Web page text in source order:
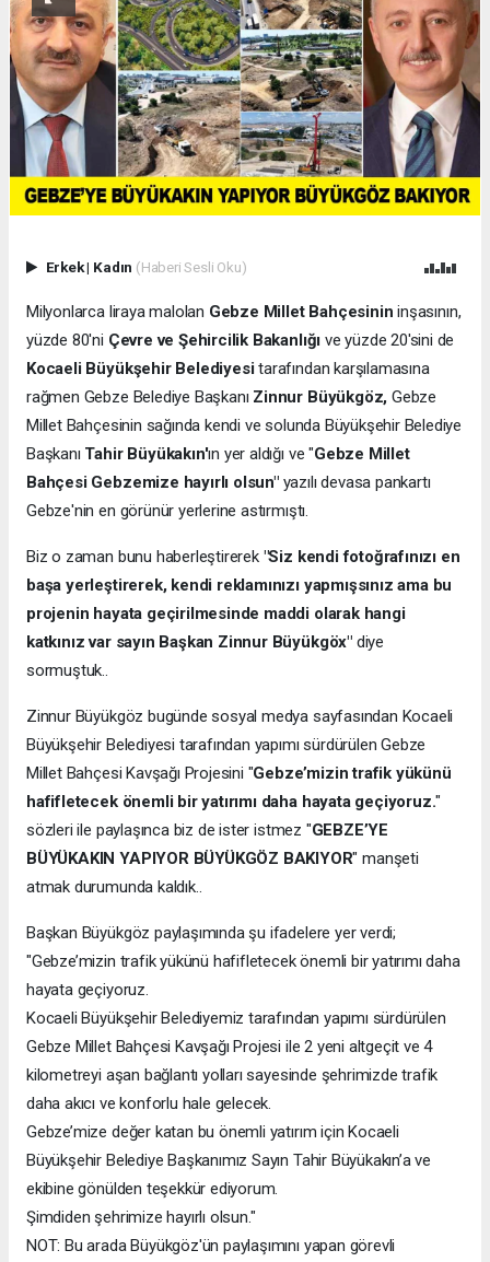
Erkek| Kadın (Haberi Sesli Oku)
Milyonlarca liraya malolan Gebze Millet Bahçesinin inşasının,
yüzde 80'ni Çevre ve Şehircilik Bakanlığı ve yüzde 20'sini de
Kocaeli Büyükşehir Belediyesitarafından karşılamasına
rağmen Gebze Belediye Başkanı Zinnur Büyükgöz, Gebze
Millet Bahçesinin sağında kendi ve solunda Büyükşehir Belediye
Başkanı Tahir Büyükakın'ın yer aldığı ve "Gebze Millet
Bahçesi Gebzemize hayırlı olsun"yazılı devasa pankartı
Gebze'nin en görünür yerlerine astırmıştı.
Biz o zaman bunu haberleştirerek "Siz kendi fotoğrafınızı en
başa yerleştirerek, kendi reklamınızı yapmışsınız ama bu
projenin hayata geçirilmesinde maddi olarak hangi
katkınız var sayın Başkan Zinnur Büyükgöx" diye
sormuştuk..
Zinnur Büyükgöz bugünde sosyal medya sayfasından Kocaeli
Büyükşehir Belediyesi tarafından yapımı sürdürülen Gebze
Millet Bahçesi Kavşağı Projesini "Gebze’mizin trafik yükünü
hafifletecek önemli bir yatırımı daha hayata geçiyoruz."
sözleri ile paylaşınca biz de ister istmez "GEBZE’YE
BÜYÜKAKIN YAPIYOR BÜYÜKGÖZ BAKIYOR" manşeti
atmak durumunda kaldık..
Başkan Büyükgöz paylaşımında şu ifadelere yer verdi;
"Gebze’mizin trafik yükünü hafifletecek önemli bir yatırımı daha
hayata geçiyoruz.
Kocaeli Büyükşehir Belediyemiz tarafından yapımı sürdürülen
Gebze Millet Bahçesi Kavşağı Projesi ile 2 yeni altgeçit ve 4
kilometreyi aşan bağlantı yolları sayesinde şehrimizde trafik
daha akıcı ve konforlu hale gelecek.
Gebze’mize değer katan bu önemli yatırım için Kocaeli
Büyükşehir Belediye Başkanımız Sayın Tahir Büyükakın’a ve
ekibine gönülden teşekkür ediyorum.
Şimdiden şehrimize hayırlı olsun."
NOT: Bu arada Büyükgöz'ün paylaşımını yapan görevli